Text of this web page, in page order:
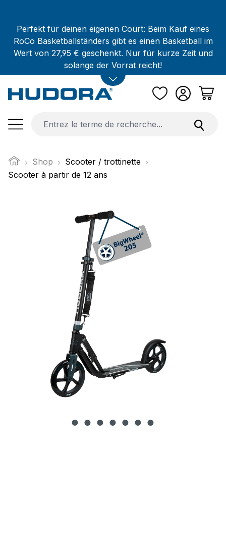
Perfekt für deinen eigenen Court: Beim Kauf eines
RoCo Basketballständers gibt es einen Basketball im
Wert von 27,95 € geschenkt. Nur für kurze Zeit und
solange der Vorrat reicht!
Shop
Scooter / trottinette
Scooter à partir de 12 ans